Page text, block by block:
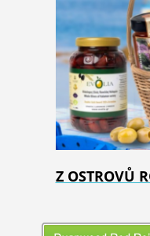
Z OSTROVŮ